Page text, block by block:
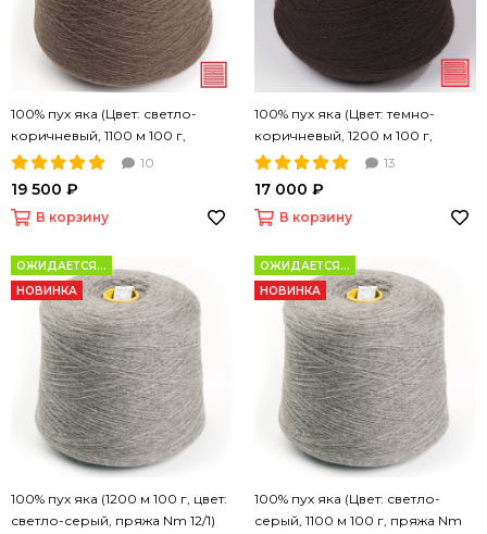
100% пух яка (Цвет: светло-
коричневый, 1100 м 100 г,
пряжа Nm 22/2)
10
19 500 ₽
В корзину
100% пух яка (Цвет: темно-
коричневый, 1200 м 100 г,
пряжа Nm 12/1)
13
17 000 ₽
В корзину
ОЖИДАЕТСЯ...
НОВИНКА
100% пух яка (1200 м 100 г, цвет:
светло-серый, пряжа Nm 12/1)
ОЖИДАЕТСЯ...
НОВИНКА
100% пух яка (Цвет: светло-
серый, 1100 м 100 г, пряжа Nm